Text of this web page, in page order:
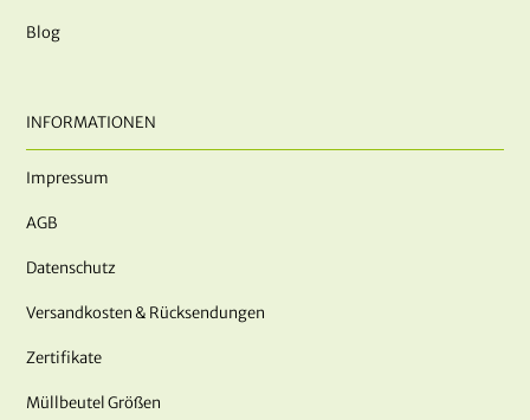
Blog
INFORMATIONEN
Impressum
AGB
Datenschutz
Versandkosten & Rücksendungen
Zertifikate
Müllbeutel Größen